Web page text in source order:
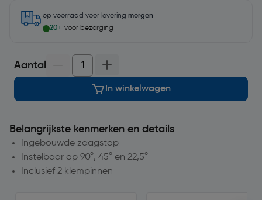
op voorraad voor levering morgen
20+ voor bezorging
Aantal
In winkelwagen
Belangrijkste kenmerken en details
Ingebouwde zaagstop
Instelbaar op 90°, 45° en 22,5°
Inclusief 2 klempinnen